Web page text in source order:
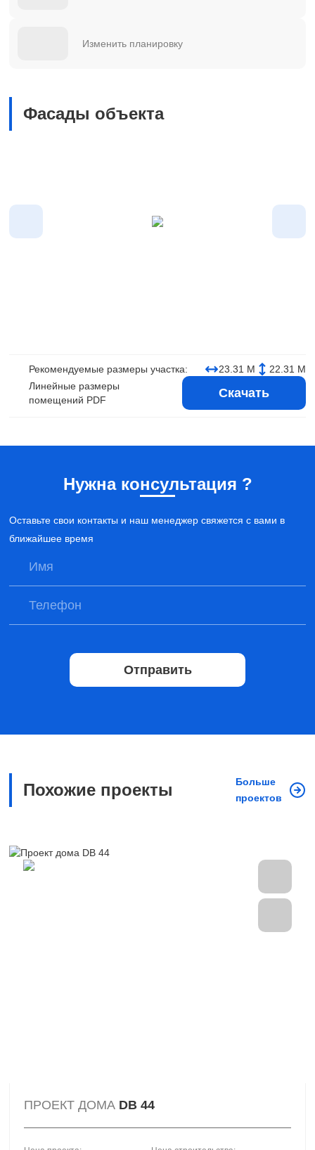
Изменить планировку
Фасады объекта
Рекомендуемые размеры участка: 23.31 М
22.31 М
Линейные размеры
помещений PDF
Скачать
Нужна консультация ?
Оставьте свои контакты и наш менеджер свяжется с вами в
ближайшее время
Отправить
Похожие проекты
Больше
проектов
ПРОЕКТ ДОМА DB 44